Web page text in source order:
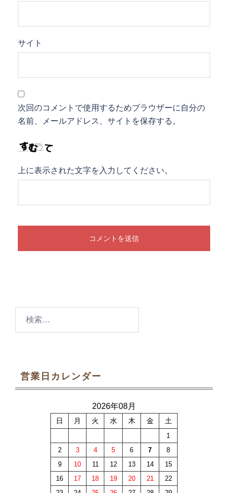
サイト
次回のコメントで使用するためブラウザーに自分の
名前、メールアドレス、サイトを保存する。
上に表示された文字を入力してください。
営業日カレンダー
2026年08月
日 月 火 水 木 金 土
1
2
3 4 5 6 7
8
9
10 11 12 13 14
15
16
17 18 19 20 21
22